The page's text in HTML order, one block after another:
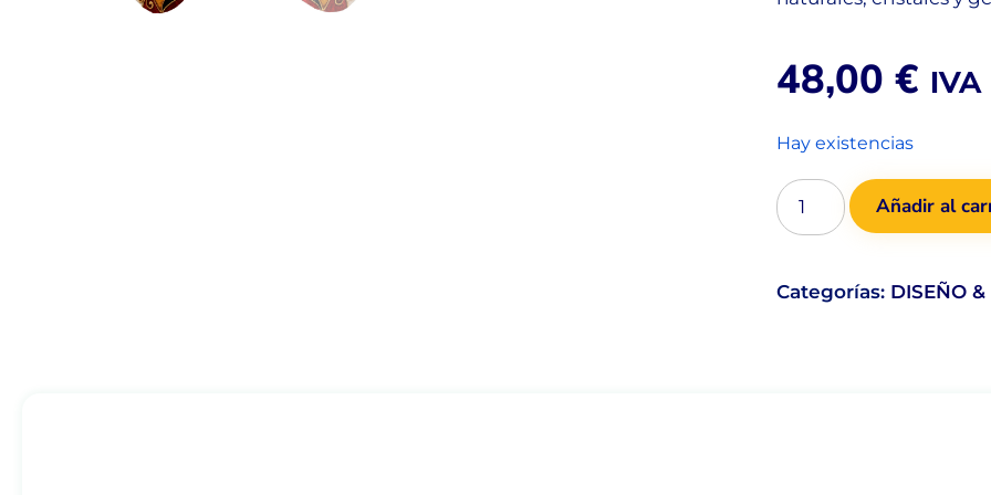
48,00 € IVA
Hay existencias
Añadir al
Categorías: DISEÑO &